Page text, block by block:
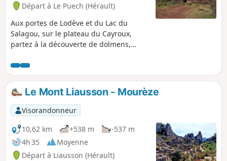
Départ à Le Puech (Hérault)
Aux portes de Lodève et du Lac du
Salagou, sur le plateau du Cayroux,
partez à la découverte de dolmens,
traversant un paysage de «ruffes»,
étonnante terre aux couleurs rouges.
Le Mont Liausson - Mourèze
Visorandonneur
10,62 km
+538 m
-537 m
4h 35
Moyenne
Départ à Liausson (Hérault)